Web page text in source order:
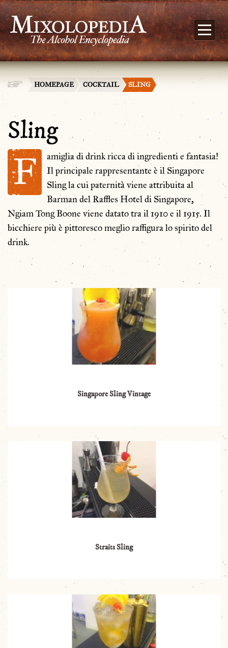
HOMEPAGE COCKTAIL SLING
Sling
F
amiglia di drink ricca di ingredienti e fantasia!
Il principale rappresentante è il Singapore
Sling la cui paternità viene attribuita al
Barman del Raffles Hotel di Singapore,
Ngiam Tong Boone viene datato tra il 1910 e il 1915. Il
bicchiere più è pittoresco meglio raffigura lo spirito del
drink.
Singapore Sling Vintage
Straits Sling